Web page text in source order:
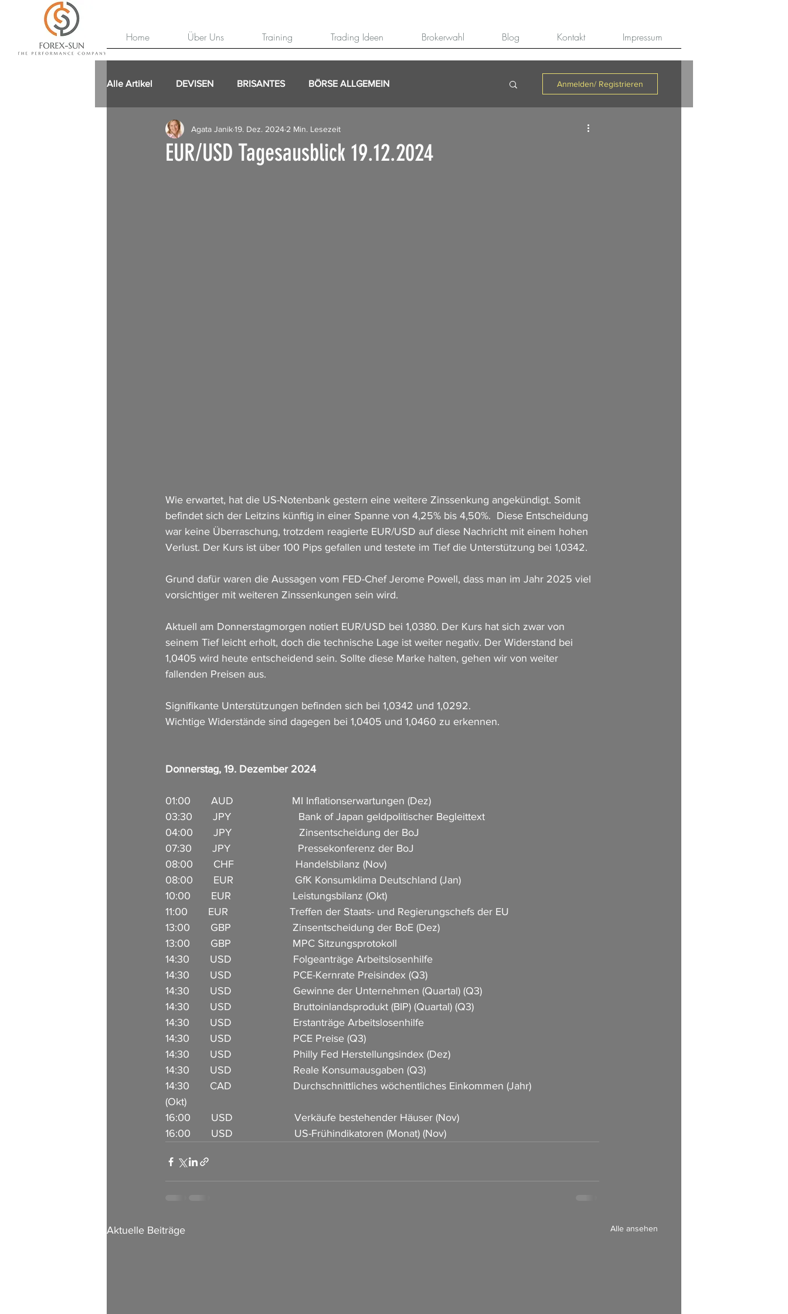
Home Über Uns Training Trading Ideen Brokerwahl Blog Kontakt Impressum
Alle Artikel DEVISEN BRISANTES BÖRSE ALLGEMEIN Anmelden/ Registrieren
EUR/USD Tagesausblick 19.12.2024
Agata Janik19. Dez. 2024 2 Min. Lesezeit
Wie erwartet, hat die US-Notenbank gestern eine weitere Zinssenkung angekündigt. Somit
befindet sich der Leitzins künftig in einer Spanne von 4,25% bis 4,50%.  Diese Entscheidung
war keine Überraschung, trotzdem reagierte EUR/USD auf diese Nachricht mit einem hohen
Verlust. Der Kurs ist über 100 Pips gefallen und testete im Tief die Unterstützung bei 1,0342.
Grund dafür waren die Aussagen vom FED-Chef Jerome Powell, dass man im Jahr 2025 viel
vorsichtiger mit weiteren Zinssenkungen sein wird.
Aktuell am Donnerstagmorgen notiert EUR/USD bei 1,0380. Der Kurs hat sich zwar von
seinem Tief leicht erholt, doch die technische Lage ist weiter negativ. Der Widerstand bei
1,0405 wird heute entscheidend sein. Sollte diese Marke halten, gehen wir von weiter
fallenden Preisen aus.
Signifikante Unterstützungen befinden sich bei 1,0342 und 1,0292.
Wichtige Widerstände sind dagegen bei 1,0405 und 1,0460 zu erkennen.
Donnerstag, 19. Dezember 2024
01:00       AUD                    MI Inflationserwartungen (Dez)
03:30       JPY                       Bank of Japan geldpolitischer Begleittext
04:00       JPY                       Zinsentscheidung der BoJ
07:30       JPY                       Pressekonferenz der BoJ
08:00       CHF                     Handelsbilanz (Nov)
08:00       EUR                     GfK Konsumklima Deutschland (Jan)
10:00       EUR                     Leistungsbilanz (Okt)
11:00       EUR                     Treffen der Staats- und Regierungschefs der EU
13:00       GBP                     Zinsentscheidung der BoE (Dez)
13:00       GBP                     MPC Sitzungsprotokoll
14:30       USD                     Folgeanträge Arbeitslosenhilfe
14:30       USD                     PCE-Kernrate Preisindex (Q3)
14:30       USD                     Gewinne der Unternehmen (Quartal) (Q3)
14:30       USD                     Bruttoinlandsprodukt (BIP) (Quartal) (Q3)
14:30       USD                     Erstanträge Arbeitslosenhilfe
14:30       USD                     PCE Preise (Q3)
14:30       USD                     Philly Fed Herstellungsindex (Dez)
14:30       USD                     Reale Konsumausgaben (Q3)
14:30       CAD                     Durchschnittliches wöchentliches Einkommen (Jahr)
(Okt)
16:00       USD                     Verkäufe bestehender Häuser (Nov)
16:00       USD                     US-Frühindikatoren (Monat) (Nov)
Aktuelle Beiträge Alle ansehen